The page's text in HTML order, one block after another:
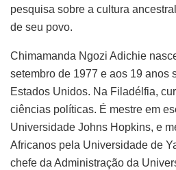
pesquisa sobre a cultura
de seu povo.
Chimamanda Ngozi Adichie
setembro de 1977 e aos 19 anos
Estados Unidos. Na Filadélfia,
ciências políticas. É mestre em
Universidade Johns Hopkins, e
Africanos pela Universidade de
chefe da Administração da